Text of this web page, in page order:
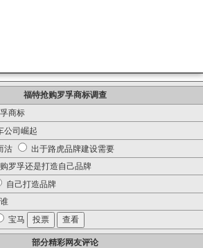
福特抢购罗孚商标调查
商标
公司崛起
沽
出于路虎品牌建设需要
罗孚还是打造自己品牌
自己打造品牌
宝马
部分精彩网友评论